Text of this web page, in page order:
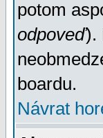
potom
odpoveď).
boardu.
Návrat